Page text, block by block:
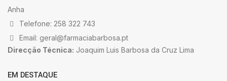
Anha
Telefone: 258 322 743
Email: geral@farmaciabarbosa.pt
Direcção Técnica: Joaquim Luis Barbosa da Cruz Lima
EM DESTAQUE